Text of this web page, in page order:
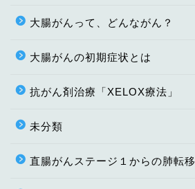
大腸がんって、どんながん？
大腸がんの初期症状とは
抗がん剤治療「XELOX療法」
未分類
直腸がんステージ１からの肺転移